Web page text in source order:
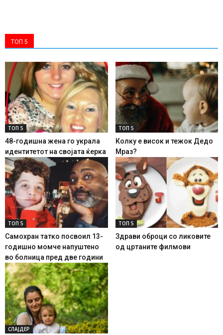
ТОП 5
ТОП 5
48-годишна жена го украла
идентитетот на својата ќерка
ТОП 5
Колку е висок и тежок Дедо
Мраз?
ТОП 5
Самохран татко посвоил 13-
годишно момче напуштено
во болница пред две години
ТОП 5
Здрави оброци со ликовите
од цртаните филмови
СЛАЈДЕР